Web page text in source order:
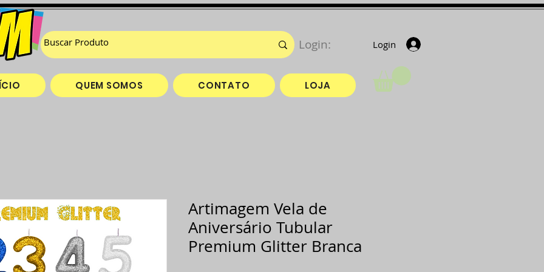
Login
QUEM SOMOS CONTATO LOJA
Login:
Artimagem Vela de
Aniversário Tubular
Premium Glitter Branca